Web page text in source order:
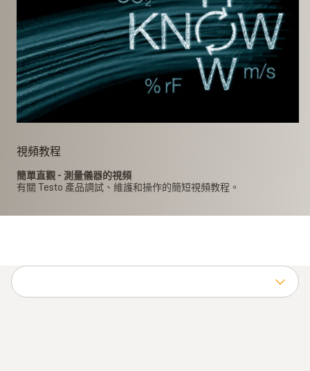
視頻教程
簡單直觀 - 測量儀器的視頻
有關 Testo 產品調試、維護和操作的簡短視頻教程。